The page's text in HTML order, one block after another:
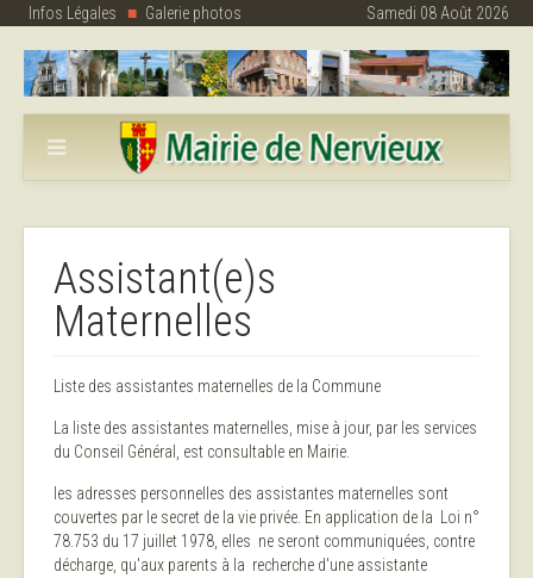
Infos Légales Galerie photos Samedi 08 Août 2026
Assistant(e)s
Maternelles
Liste des assistantes maternelles de la Commune
La liste des assistantes maternelles, mise à jour, par les services
du Conseil Général, est consultable en Mairie.
les adresses personnelles des assistantes maternelles sont
couvertes par le secret de la vie privée. En application de la Loi n°
78.753 du 17 juillet 1978, elles ne seront communiquées, contre
décharge, qu'aux parents à la recherche d'une assistante